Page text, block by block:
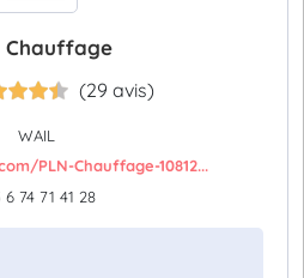
Chauffage
(29 avis)
WAIL
PLN-Chauffage-10812...
6 74 71 41 28